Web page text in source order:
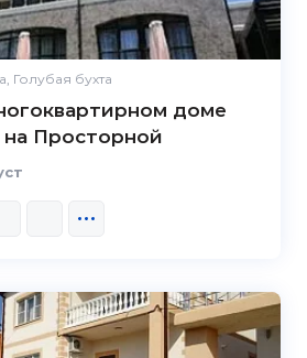
Голубая бухта
доме
Просторной